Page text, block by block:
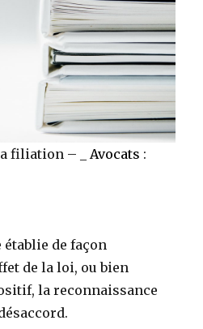
filiation – _Avocats :
de façon
de la loi, ou bien
la reconnaissance